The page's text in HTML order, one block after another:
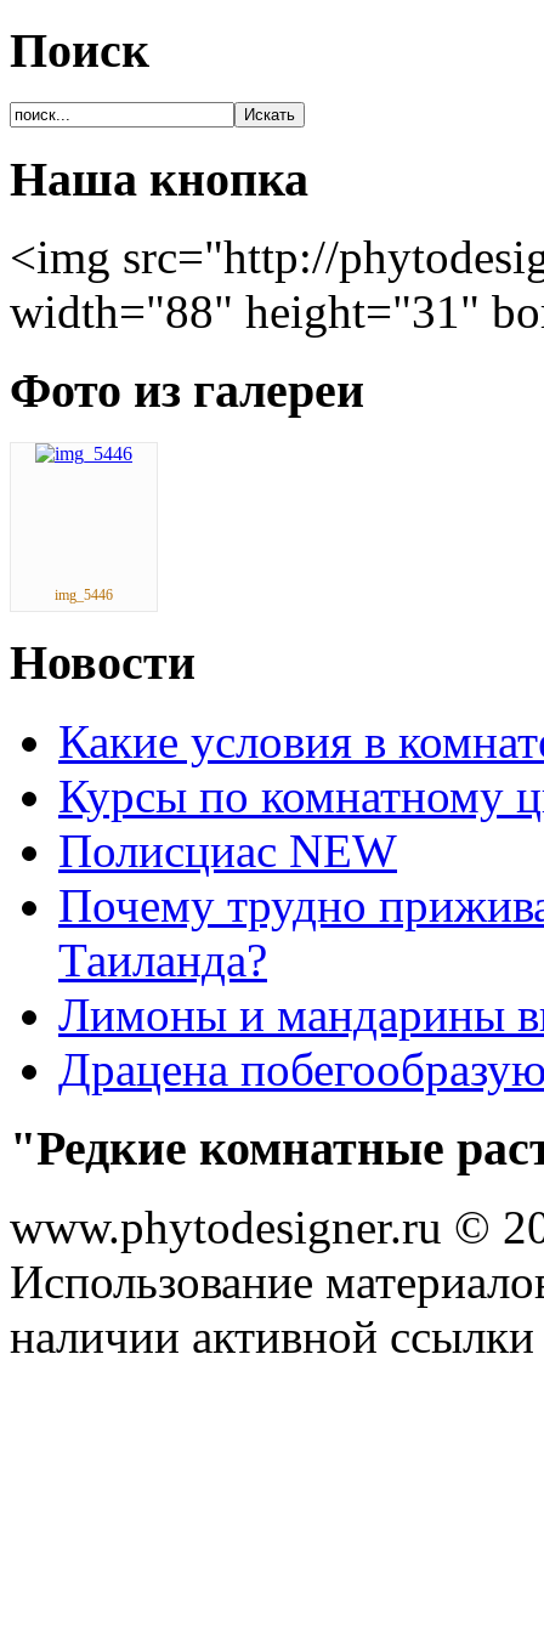
Поиск
Наша кнопка
<img src="http://
width="88" height="31"
Фото из галереи
img_5446
Новости
Какие условия в
Курсы по комнатному
Полисциас NEW
Почему трудно
Таиланда?
Лимоны и мандарины
Драцена
"Редкие комнатные
www.phytodesigner.ru ©
Использование
наличии активной